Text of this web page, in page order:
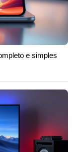
e simples